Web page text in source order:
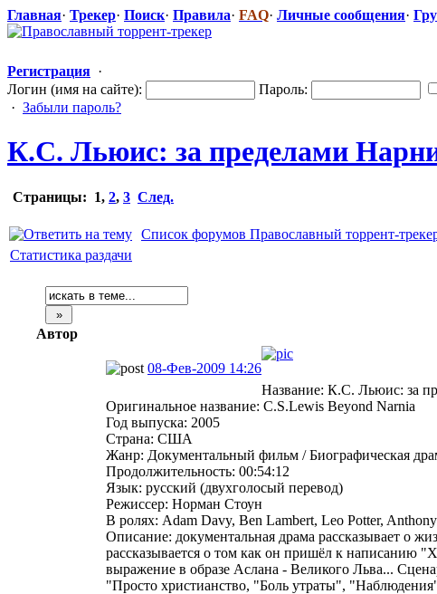
Главная· Трекер· Поиск· Правила· FAQ· Личные сообщения·
Регистрация ·
Логин (имя на сайте):
Пароль:
· Забыли пароль?
К.С. Льюис: за пределами
Страницы: 1, 2, 3 След.
Список форумов Православный торрент-
Статистика раздачи
Автор
08-Фев-2009 14:26
Название: К.С. Льюис: за
Оригинальное название: C.S.Lewis Beyond Narnia
Год выпуска: 2005
Страна: США
Жанр: Документальный фильм / Биографическая
Продолжительность: 00:54:12
Язык: русский (двухголосый перевод)
Режиссер: Норман Стоун
В ролях: Adam Davy, Ben Lambert, Leo Potter,
Описание: документальная драма рассказывает о
рассказывается о том как он пришёл к написанию
выражение в образе Аслана - Великого Льва...
"Просто христианство, "Боль утраты",